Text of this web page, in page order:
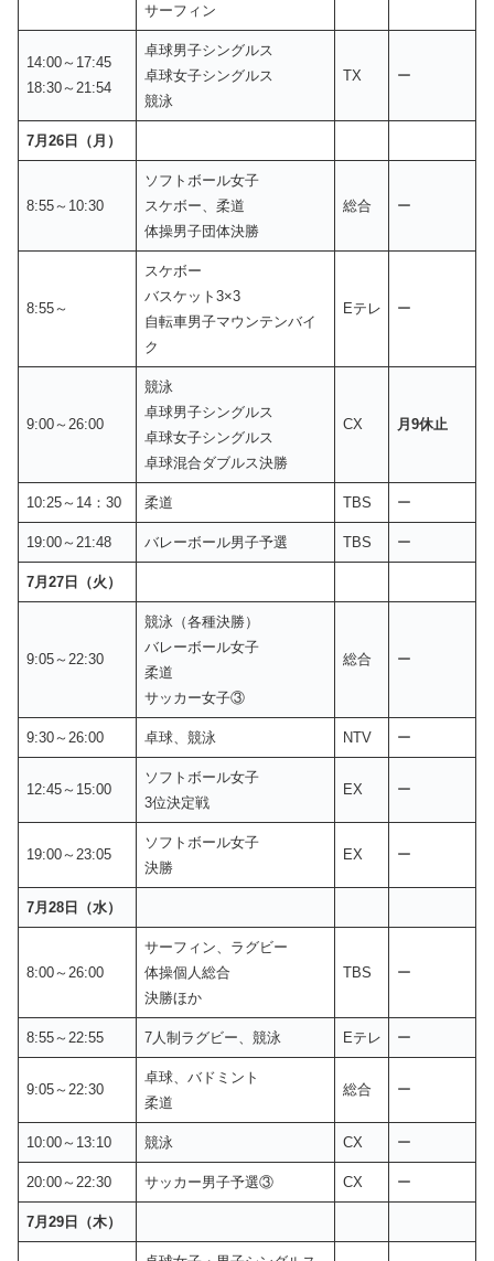
サーフィン
14:00～17:45
18:30～21:54
卓球男子シングルス
卓球女子シングルス
競泳
TX ー
7月26日（月）
8:55～10:30
ソフトボール女子
スケボー、柔道
体操男子団体決勝
総合 ー
8:55～
スケボー
バスケット3×3
自転車男子マウンテンバイ
ク
Eテレ ー
9:00～26:00
競泳
卓球男子シングルス
卓球女子シングルス
卓球混合ダブルス決勝
CX 月9休止
10:25～14：30 柔道 TBS ー
19:00～21:48 バレーボール男子予選 TBS ー
7月27日（火）
9:05～22:30
競泳（各種決勝）
バレーボール女子
柔道
サッカー女子③
総合 ー
9:30～26:00 卓球、競泳 NTV ー
12:45～15:00
ソフトボール女子
3位決定戦
EX ー
19:00～23:05
ソフトボール女子
決勝
EX ー
7月28日（水）
8:00～26:00
サーフィン、ラグビー
体操個人総合
決勝ほか
TBS ー
8:55～22:55 7人制ラグビー、競泳 Eテレ ー
9:05～22:30
卓球、バドミント
柔道
総合 ー
10:00～13:10 競泳 CX ー
20:00～22:30 サッカー男子予選③ CX ー
7月29日（木）